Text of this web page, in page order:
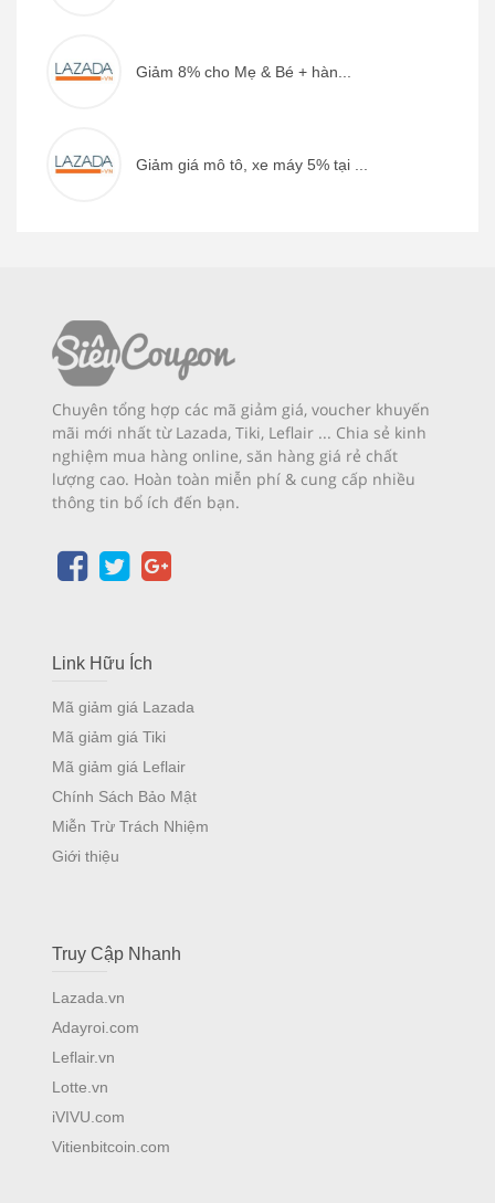
Giảm 8% cho Mẹ & Bé + hàn...
Giảm giá mô tô, xe máy 5% tại ...
Chuyên tổng hợp các mã giảm giá, voucher khuyến
mãi mới nhất từ Lazada, Tiki, Leflair ... Chia sẻ kinh
nghiệm mua hàng online, săn hàng giá rẻ chất
lượng cao. Hoàn toàn miễn phí & cung cấp nhiều
thông tin bổ ích đến bạn.
Link Hữu Ích
Mã giảm giá Lazada
Mã giảm giá Tiki
Mã giảm giá Leflair
Chính Sách Bảo Mật
Miễn Trừ Trách Nhiệm
Giới thiệu
Truy Cập Nhanh
Lazada.vn
Adayroi.com
Leflair.vn
Lotte.vn
iVIVU.com
Vitienbitcoin.com